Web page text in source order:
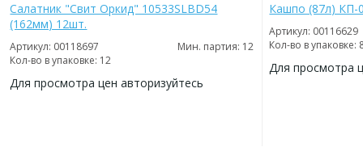
Салатник "Свит Оркид" 10533SLBD54
(162мм) 12шт.
Артикул: 00118697
Мин. партия: 12
Кол-во в упаковке: 12
Для просмотра цен авторизуйтесь
Кашпо (87л) КП-
Артикул: 00116629
Кол-во в упаковке:
Для просмотра